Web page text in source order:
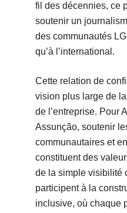
fil des décennies, ce
soutenir un
des communautés
qu’à l’international.
Cette relation de
vision plus large de
de l’entreprise. Pour
Assunção, soutenir
communautaires et
constituent des
de la simple visibilité
participent à la
inclusive, où chaque